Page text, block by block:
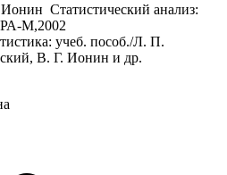
Статистический анализ:
М,2002
учеб. пособ./Л. П.
В. Г. Ионин и др.